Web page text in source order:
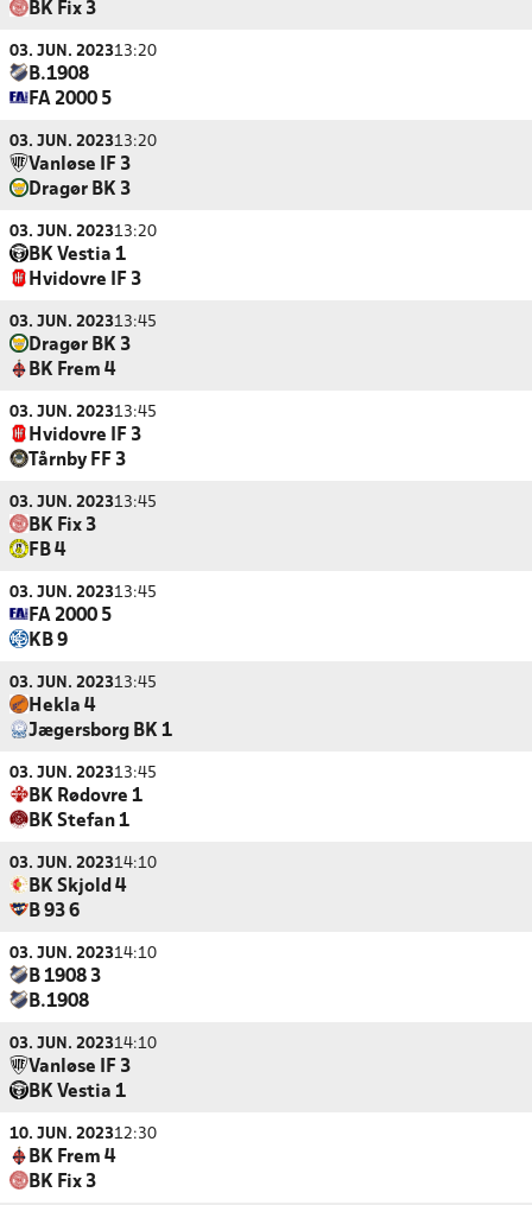
BK Fix 3
03. JUN. 202313:20
B.1908
FA 2000 5
03. JUN. 202313:20
Vanløse IF 3
Dragør BK 3
03. JUN. 202313:20
BK Vestia 1
Hvidovre IF 3
03. JUN. 202313:45
Dragør BK 3
BK Frem 4
03. JUN. 202313:45
Hvidovre IF 3
Tårnby FF 3
03. JUN. 202313:45
BK Fix 3
FB 4
03. JUN. 202313:45
FA 2000 5
KB 9
03. JUN. 202313:45
Hekla 4
Jægersborg BK 1
03. JUN. 202313:45
BK Rødovre 1
BK Stefan 1
03. JUN. 202314:10
BK Skjold 4
B 93 6
03. JUN. 202314:10
B 1908 3
B.1908
03. JUN. 202314:10
Vanløse IF 3
BK Vestia 1
10. JUN. 202312:30
BK Frem 4
BK Fix 3